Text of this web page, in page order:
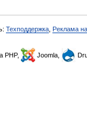
Техподдержка Реклама
PHP, Joomla,